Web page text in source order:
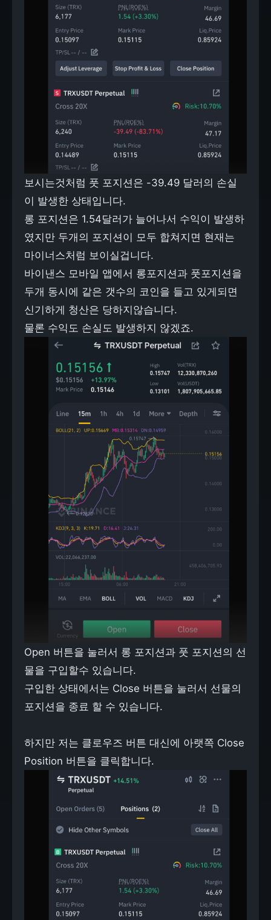
보시는것처럼 풋 포지션은 -39.49 달러의 손실
이 발생한 상태입니다.
롱 포지션은 1.54달러가 늘어나서 수익이 발생하
였지만 두개의 포지션이 모두 합쳐지면 현재는
마이너스처럼 보이실겁니다.
바이낸스 모바일 앱에서 롱포지션과 풋포지션을
두개 동시에 같은 갯수의 코인을 들고 있게되면
신기하게 청산은 당하지않습니다.
물론 수익도 손실도 발생하지 않겠죠.
Open 버튼을 눌러서 롱 포지션과 풋 포지션의 선
물을 구입할수 있습니다.
구입한 상태에서는 Close 버튼을 눌러서 선물의
포지션을 종료 할 수 있습니다.
하지만 저는 클로우즈 버튼 대신에 아랫쪽 Close
Position 버튼을 클릭합니다.